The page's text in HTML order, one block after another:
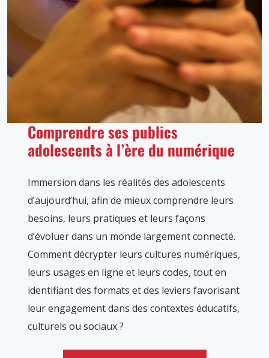
Comprendre ses publics
adolescents à l’ère du numérique
Immersion dans les réalités des adolescents
d’aujourd’hui, afin de mieux comprendre leurs
besoins, leurs pratiques et leurs façons
d’évoluer dans un monde largement connecté.
Comment décrypter leurs cultures numériques,
leurs usages en ligne et leurs codes, tout en
identifiant des formats et des leviers favorisant
leur engagement dans des contextes éducatifs,
culturels ou sociaux ?